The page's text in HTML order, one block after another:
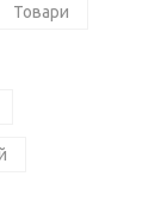
Товари